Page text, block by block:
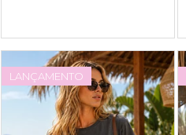
LANÇAMENTO